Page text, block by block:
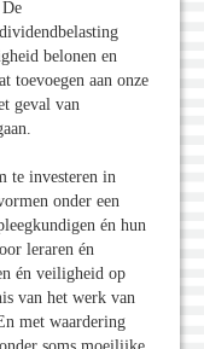
belonen en
toevoegen aan onze
geval van
te investeren in
onder een
én hun
leraren én
én veiligheid op
van het werk van
met waardering